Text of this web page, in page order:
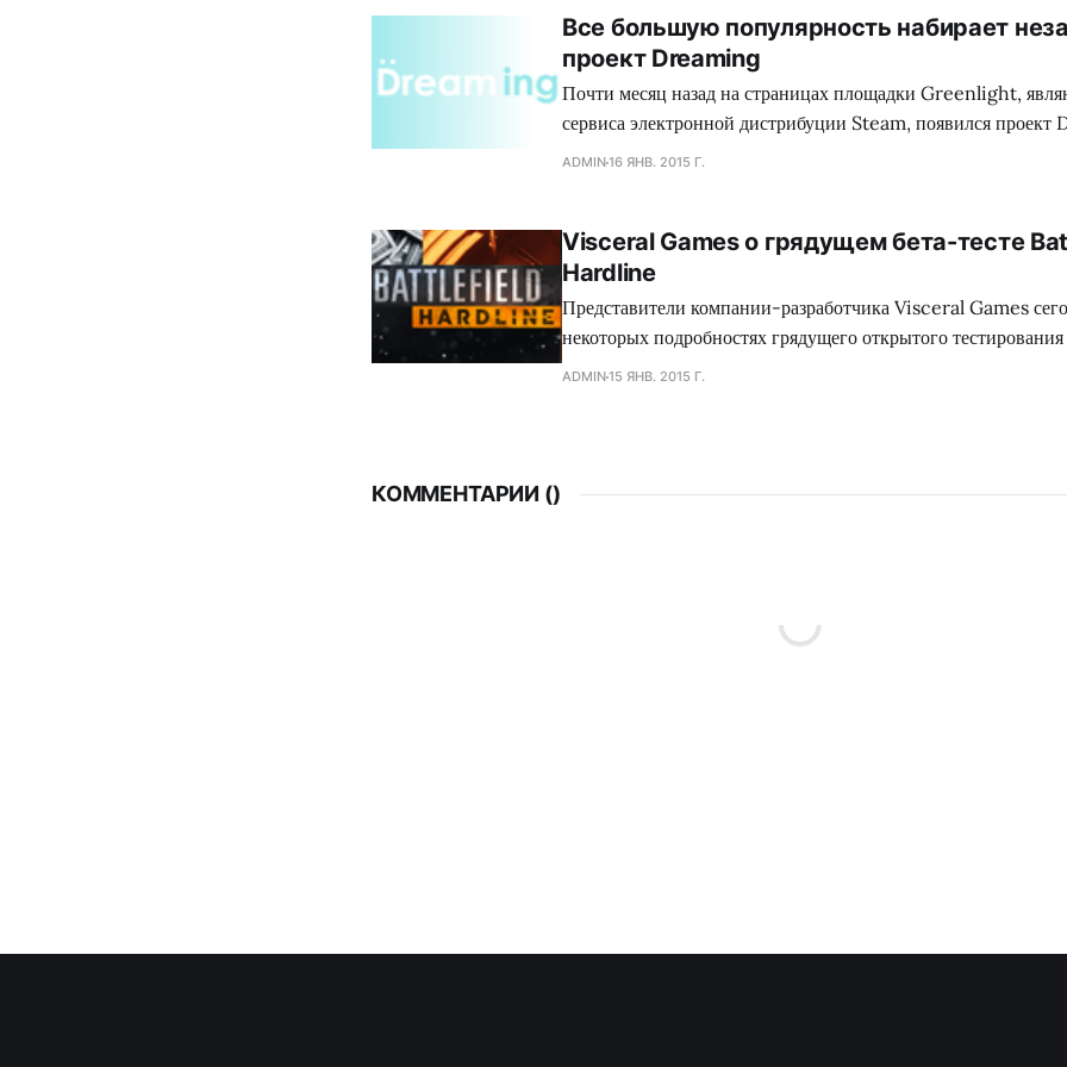
зеленного континента. Так сказать, под нож могло попасть
коллектива Dennaton
Все большую популярность набирает
проект Dreaming
Почти месяц назад на страницах площадки Greenlight,
сервиса электронной дистрибуции Steam, появился
обладающий необыкновенным сеттингом, а также
головоломку с экшеном Mirror`s Edge, хотя сами
ADMIN16 ЯНВ. 2015 Г.
Visceral Games о грядущем бета-тесте
Hardline
Представители компании-разработчика Visceral Games
некоторых подробностях грядущего открытого
сетевого шутера Battlefield: Hardline, а также поделились
ADMIN15 ЯНВ. 2015 Г.
КОММЕНТАРИИ ()